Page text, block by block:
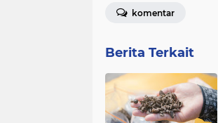
komentar
Berita Terkait